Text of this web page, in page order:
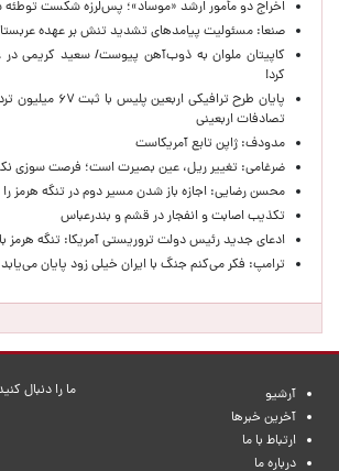
اخراج دو مأمور ارشد «موساد»؛ پس‌لرزه شکست توطئه
صنعا: مسئولیت پیامدهای تشدید تنش بر عهده
کاپیتان ملوان به ذوب‌آهن پیوست/ سعید کریمی
کرد!
تصادفات اربعینی
مدودف: ژاپن تابع آمریکاست
ضرغامی: تغییر ریل، عین بصیرت است؛ فرصت سوزی
محسن رضایی: اجازه باز شدن مسیر دوم در تنگه هرمز
تکذیب اصابت و انفجار در قشم و بندرعباس
ادعای جدید رئیس دولت تروریستی آمریکا: تنگه هرمز
ترامپ: فکر می‌کنم جنگ با ایران خیلی زود پایان می‌یابد
آرشیو
آخرین خبرها
ارتباط با ما
درباره ما
ما را دنبال